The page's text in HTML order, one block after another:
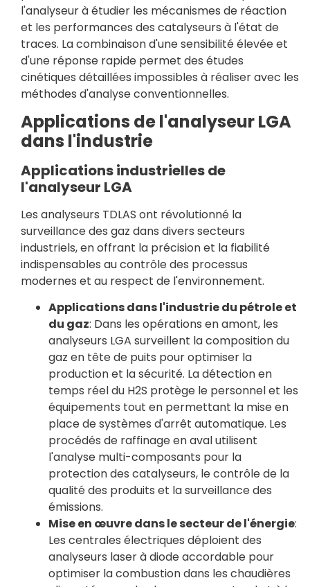
l'analyseur à étudier les mécanismes de réaction
et les performances des catalyseurs à l'état de
traces. La combinaison d'une sensibilité élevée et
d'une réponse rapide permet des études
cinétiques détaillées impossibles à réaliser avec les
méthodes d'analyse conventionnelles.
Applications de l'analyseur LGA
dans l'industrie
Applications industrielles de
l'analyseur LGA
Les analyseurs TDLAS ont révolutionné la
surveillance des gaz dans divers secteurs
industriels, en offrant la précision et la fiabilité
indispensables au contrôle des processus
modernes et au respect de l'environnement.
Applications dans l'industrie du pétrole et
du gaz: Dans les opérations en amont, les
analyseurs LGA surveillent la composition du
gaz en tête de puits pour optimiser la
production et la sécurité. La détection en
temps réel du H2S protège le personnel et les
équipements tout en permettant la mise en
place de systèmes d'arrêt automatique. Les
procédés de raffinage en aval utilisent
l'analyse multi-composants pour la
protection des catalyseurs, le contrôle de la
qualité des produits et la surveillance des
émissions.
Mise en œuvre dans le secteur de l'énergie:
Les centrales électriques déploient des
analyseurs laser à diode accordable pour
optimiser la combustion dans les chaudières